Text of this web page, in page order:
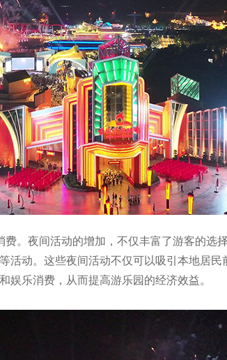
。夜间活动的增加，不仅丰富了游客的选
活动。这些夜间活动不仅可以吸引本地居
乐消费，从而提高游乐园的经济效益。